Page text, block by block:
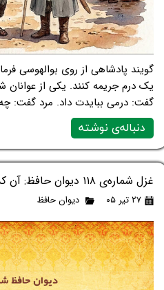
گویند پادشاهی از روی بوالهوسی
یک درم جریمه کنند. یکی از
گفت: درمی ببایدت داد. مرد گفت:
دنباله‌ی نوشته
غزل شماره‌ی ۱۱۸ دیوان حافظ: آن کس که به دست جام دارد
۲۷ تیر ۰۵ دیوان حافظ